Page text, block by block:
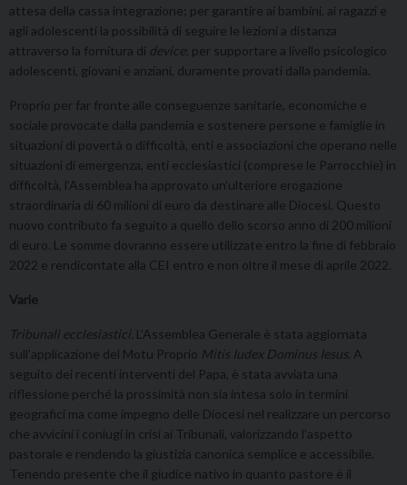
attesa della cassa integrazione; per garantire ai bambini, ai ragazzi e
agli adolescenti la possibilità di seguire le lezioni a distanza
attraverso la fornitura di device; per supportare a livello psicologico
adolescenti, giovani e anziani, duramente provati dalla pandemia.
Proprio per far fronte alle conseguenze sanitarie, economiche e
sociale provocate dalla pandemia e sostenere persone e famiglie in
situazioni di povertà o difficoltà, enti e associazioni che operano nelle
situazioni di emergenza, enti ecclesiastici (comprese le Parrocchie) in
difficoltà, l’Assemblea ha approvato un’ulteriore erogazione
straordinaria di 60 milioni di euro da destinare alle Diocesi. Questo
nuovo contributo fa seguito a quello dello scorso anno di 200 milioni
di euro. Le somme dovranno essere utilizzate entro la fine di febbraio
2022 e rendicontate alla CEI entro e non oltre il mese di aprile 2022.
Varie
Tribunali ecclesiastici. L’Assemblea Generale è stata aggiornata
sull’applicazione del Motu Proprio Mitis Iudex Dominus Iesus . A
seguito dei recenti interventi del Papa, è stata avviata una
riflessione perché la prossimità non sia intesa solo in termini
geografici ma come impegno delle Diocesi nel realizzare un percorso
che avvicini i coniugi in crisi ai Tribunali, valorizzando l’aspetto
pastorale e rendendo la giustizia canonica semplice e accessibile.
Tenendo presente che il giudice nativo in quanto pastore è il